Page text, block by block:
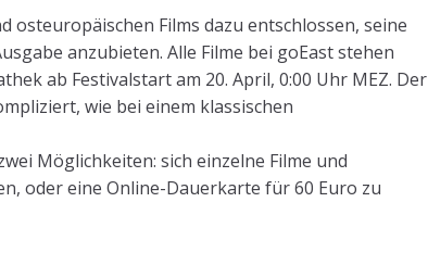
osteuropäischen Films dazu entschlossen, seine
anzubieten. Alle Filme bei goEast stehen
ab Festivalstart am 20. April, 0:00 Uhr MEZ. Der
wie bei einem klassischen
Möglichkeiten: sich einzelne Filme und
oder eine Online-Dauerkarte für 60 Euro zu